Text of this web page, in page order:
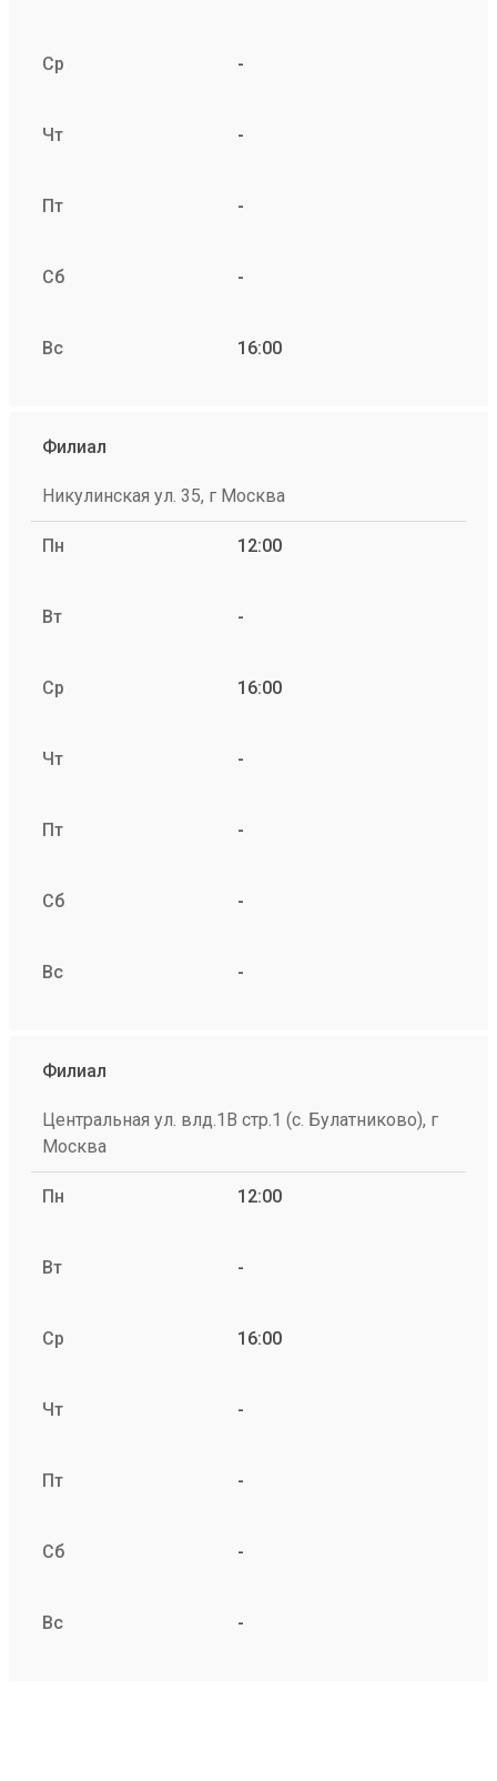
Ср -
Чт -
Пт -
Сб -
Вс 16:00
Филиал
Никулинская ул. 35, г Москва
Пн 12:00
Вт -
Ср 16:00
Чт -
Пт -
Сб -
Вс -
Филиал
Центральная ул. влд.1В стр.1 (с. Булатниково), г
Москва
Пн 12:00
Вт -
Ср 16:00
Чт -
Пт -
Сб -
Вс -